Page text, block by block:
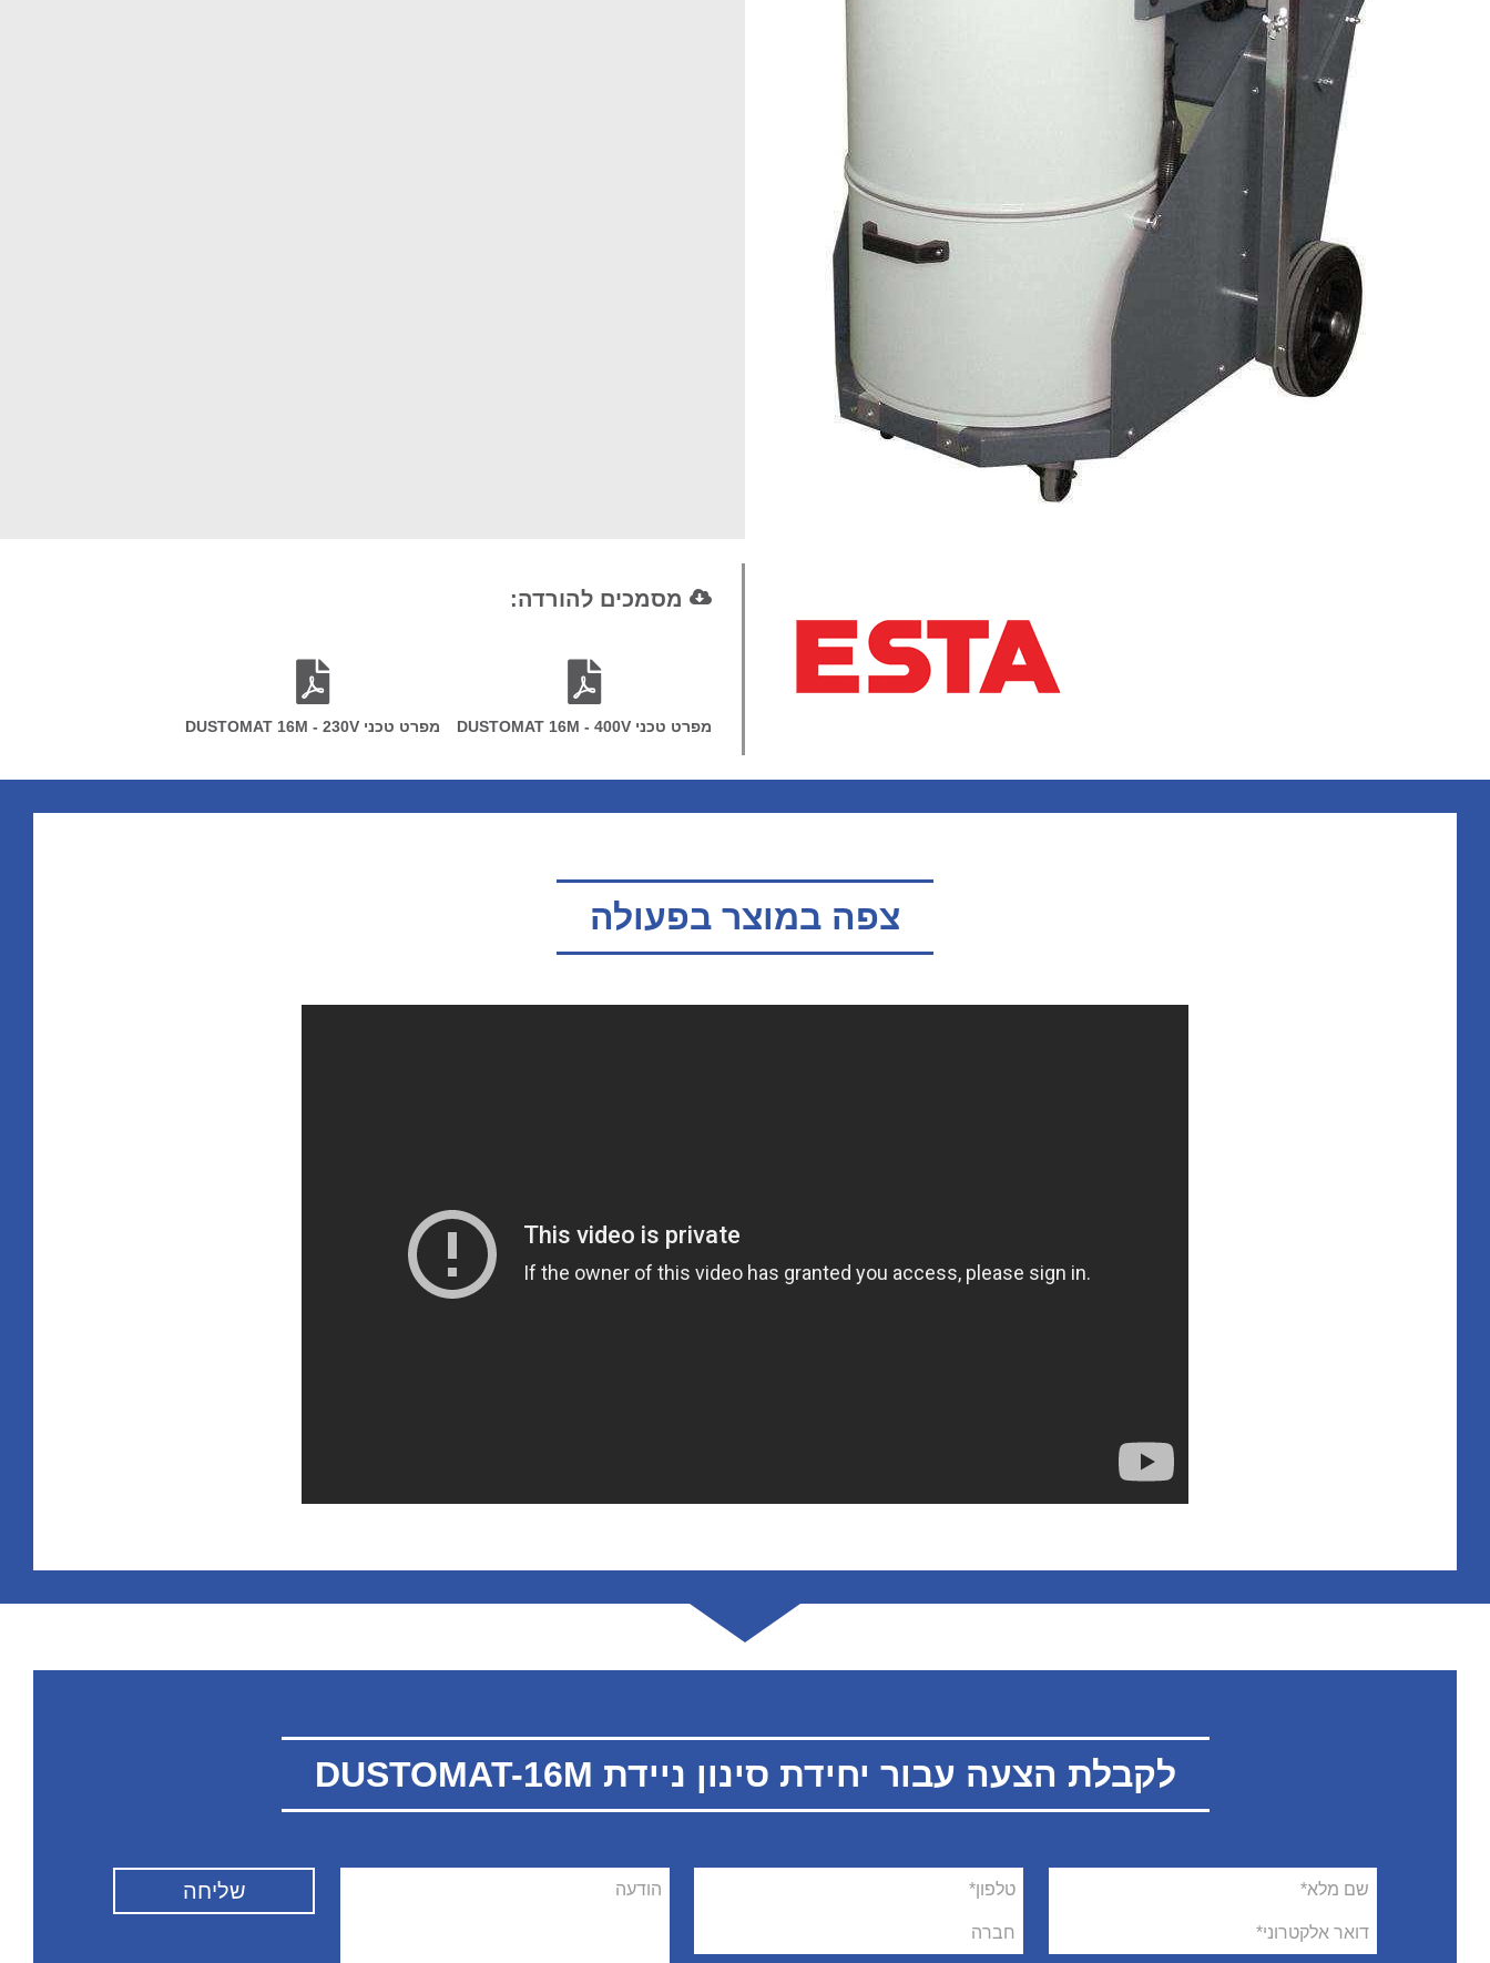
מסמכים להורדה:
מפרט טכני DUSTOMAT 16M - 400V מפרט טכני DUSTOMAT 16M - 230V
צפה במוצר בפעולה
לקבלת הצעה עבור יחידת סינון ניידת DUSTOMAT-16M
טלפון